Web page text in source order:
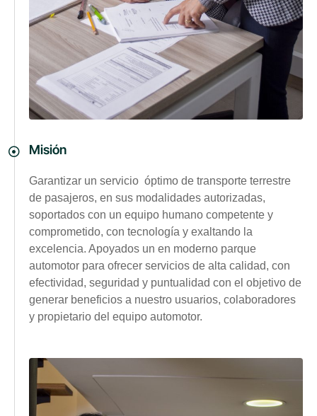
Misión
Garantizar un servicio óptimo de transporte terrestre
de pasajeros, en sus modalidades autorizadas,
soportados con un equipo humano competente y
comprometido, con tecnología y exaltando la
excelencia. Apoyados un en moderno parque
automotor para ofrecer servicios de alta calidad, con
efectividad, seguridad y puntualidad con el objetivo de
generar beneficios a nuestro usuarios, colaboradores
y propietario del equipo automotor.